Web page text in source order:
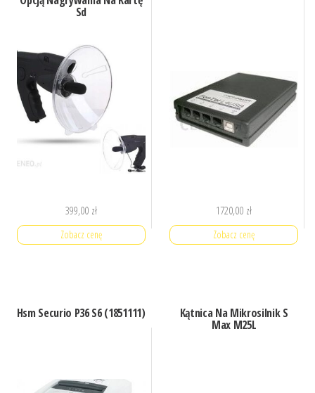
Sd
399,00 zł
Zobacz cenę
1720,00 zł
Zobacz cenę
Hsm Securio P36 S6 (1851111) Kątnica Na Mikrosilnik S
Max M25L